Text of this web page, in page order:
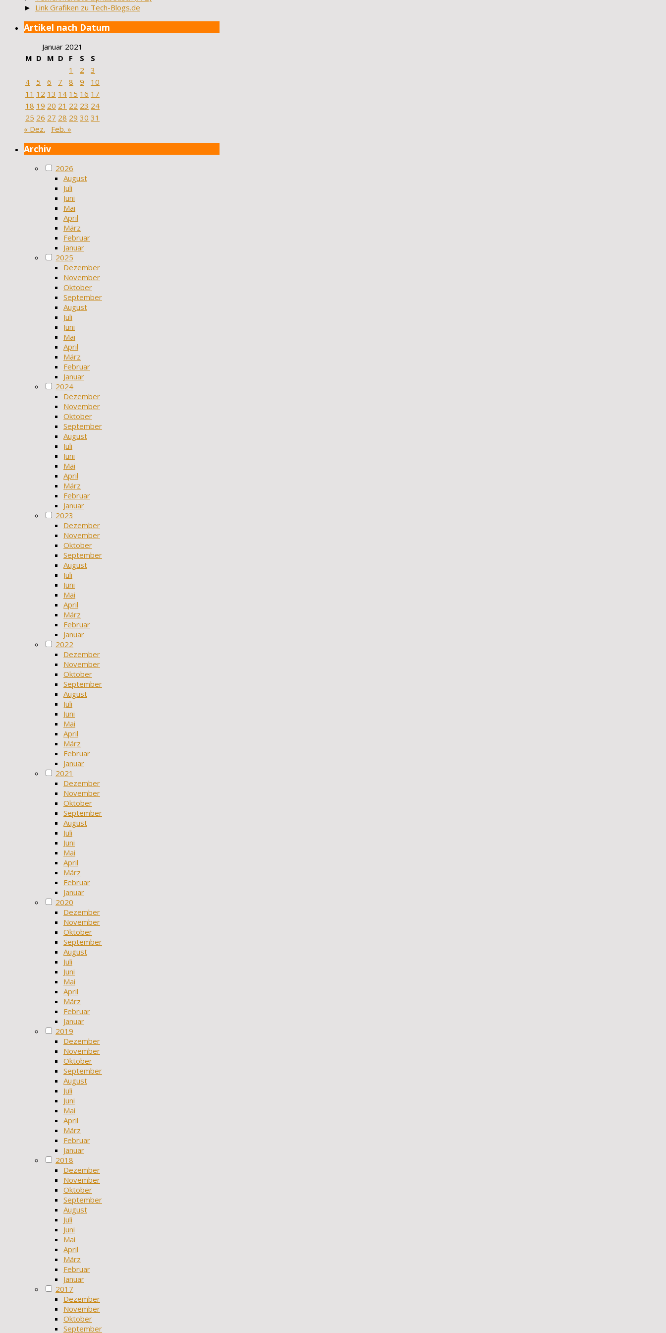
► Link Grafiken zu Tech-Blogs.de
Artikel nach Datum
Januar 2021
M D M D F S
S
1
2
3
4
5 6 7 8 9
10
11 12 13 14 15 16 17
18 19 20 21 22 23 24
25 26 27 28 29 30 31
« Dez.
Feb. »
Archiv
2026
August
Juli
Juni
Mai
April
März
Februar
Januar
2025
Dezember
November
Oktober
September
August
Juli
Juni
Mai
April
März
Februar
Januar
2024
Dezember
November
Oktober
September
August
Juli
Juni
Mai
April
März
Februar
Januar
2023
Dezember
November
Oktober
September
August
Juli
Juni
Mai
April
März
Februar
Januar
2022
Dezember
November
Oktober
September
August
Juli
Juni
Mai
April
März
Februar
Januar
2021
Dezember
November
Oktober
September
August
Juli
Juni
Mai
April
März
Februar
Januar
2020
Dezember
November
Oktober
September
August
Juli
Juni
Mai
April
März
Februar
Januar
2019
Dezember
November
Oktober
September
August
Juli
Juni
Mai
April
März
Februar
Januar
2018
Dezember
November
Oktober
September
August
Juli
Juni
Mai
April
März
Februar
Januar
2017
Dezember
November
Oktober
September